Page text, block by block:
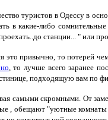
туристов в Одессу в
в какие-либо
станции... " или
это привычно, то потерей
, то лучше всего заранее
подходящую вам по
самыми скромными. От
, обещают "уютные